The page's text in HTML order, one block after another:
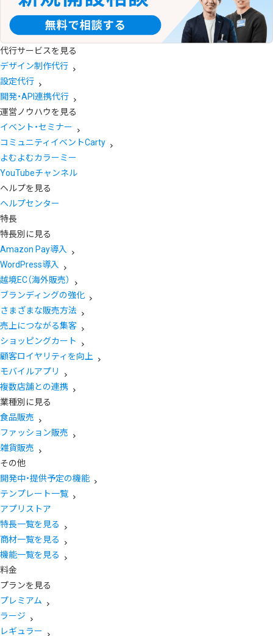
代行サービスを見る
デザイン制作代行
設定代行
開発・API連携代行
運営ノウハウを見る
イベント・セミナー
コミュニティイベントCarty
よむよむカラーミー
YouTubeチャンネル
ヘルプを見る
ヘルプセンター
特長
特長別に見る
Amazon Pay導入
WordPress導入
越境EC（海外販売）
ブランディングの強化
さまざまな販売方法
売上につながる集客
ショッピングカート
顧客ロイヤリティを向上
モバイルアプリ
複数店舗との連携
業種別に見る
食品販売
ファッション販売
雑貨販売
その他
開発中・提供予定の機能
テンプレート一覧
アプリストア
特長一覧を見る
商材一覧を見る
機能一覧を見る
料金
プランを見る
プレミアム
ラージ
レギュラー